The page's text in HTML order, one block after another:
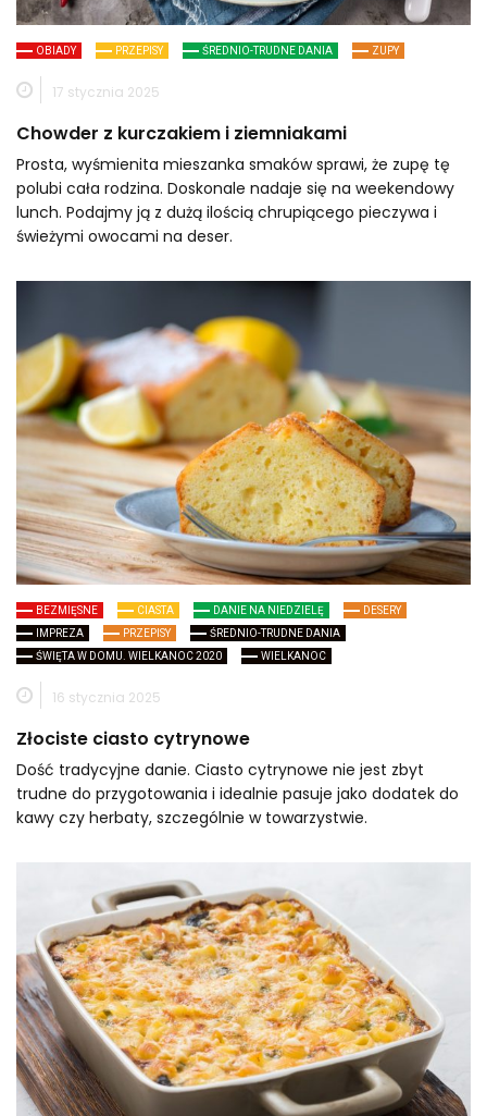
OBIADY PRZEPISY ŚREDNIO-TRUDNE DANIA ZUPY
17 stycznia 2025
Chowder z kurczakiem i ziemniakami
Prosta, wyśmienita mieszanka smaków sprawi, że zupę tę
polubi cała rodzina. Doskonale nadaje się na weekendowy
lunch. Podajmy ją z dużą ilością chrupiącego pieczywa i
świeżymi owocami na deser.
BEZMIĘSNE CIASTA DANIE NA NIEDZIELĘ
DESERY
IMPREZA
PRZEPISY
ŚREDNIO-TRUDNE DANIA
ŚWIĘTA W DOMU. WIELKANOC 2020
WIELKANOC
16 stycznia 2025
Złociste ciasto cytrynowe
Dość tradycyjne danie. Ciasto cytrynowe nie jest zbyt
trudne do przygotowania i idealnie pasuje jako dodatek do
kawy czy herbaty, szczególnie w towarzystwie.